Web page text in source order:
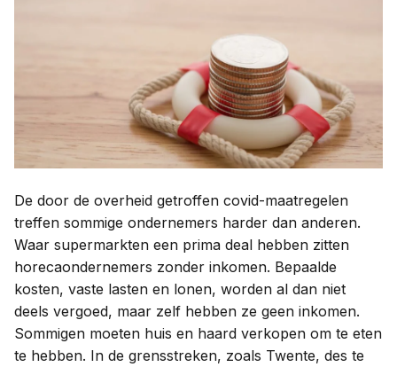
Contact
De door de overheid getroffen covid-maatregelen
treffen sommige ondernemers harder dan anderen.
Waar supermarkten een prima deal hebben zitten
horecaondernemers zonder inkomen. Bepaalde
kosten, vaste lasten en lonen, worden al dan niet
deels vergoed, maar zelf hebben ze geen inkomen.
Sommigen moeten huis en haard verkopen om te eten
te hebben. In de grensstreken, zoals Twente, des te